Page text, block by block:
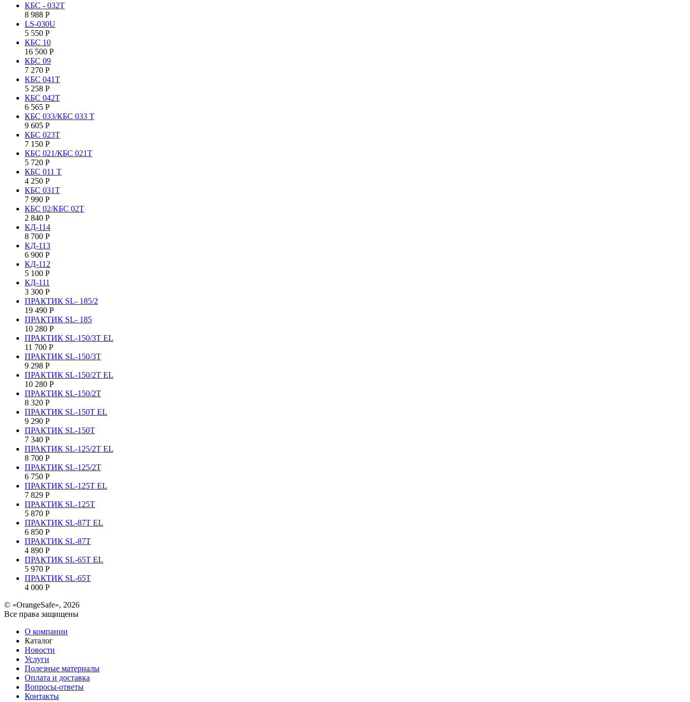
КБС - 032Т
8 988 Р
LS-030U
5 550 Р
КБC 10
16 500 Р
КБC 09
7 270 Р
КБC 041T
5 258 Р
КБC 042Т
6 565 Р
КБС 033/КБС 033 Т
9 605 Р
КБС 023Т
7 150 Р
КБС 021/КБС 021Т
5 720 Р
КБC 011 T
4 250 Р
КБС 031Т
7 990 Р
КБС 02/КБС 02Т
2 840 Р
КД-114
8 700 Р
КД-113
6 900 Р
КД-112
5 100 Р
КД-111
3 300 Р
ПРАКТИК SL- 185/2
19 490 Р
ПРАКТИК SL- 185
10 280 Р
ПРАКТИК SL-150/3Т EL
11 700 Р
ПРАКТИК SL-150/3Т
9 298 Р
ПРАКТИК SL-150/2Т EL
10 280 Р
ПРАКТИК SL-150/2Т
8 320 Р
ПРАКТИК SL-150Т EL
9 290 Р
ПРАКТИК SL-150Т
7 340 Р
ПРАКТИК SL-125/2Т EL
8 700 Р
ПРАКТИК SL-125/2Т
6 750 Р
ПРАКТИК SL-125Т EL
7 829 Р
ПРАКТИК SL-125Т
5 870 Р
ПРАКТИК SL-87Т EL
6 850 Р
ПРАКТИК SL-87Т
4 890 Р
ПРАКТИК SL-65Т EL
5 970 Р
ПРАКТИК SL-65Т
4 000 Р
© «OrangeSafe», 2026
Все права защищены
О компании
Каталог
Новости
Услуги
Полезные материалы
Оплата и доставка
Вопросы-ответы
Контакты